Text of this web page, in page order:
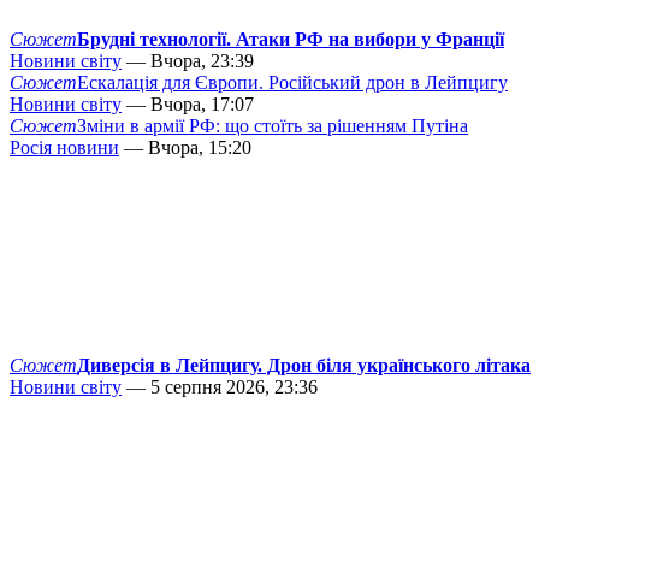
СюжетБрудні технології. Атаки РФ на вибори у Франції
Новини світу — Вчора, 23:39
СюжетЕскалація для Європи. Російський дрон в Лейпцигу
Новини світу — Вчора, 17:07
СюжетЗміни в армії РФ: що стоїть за рішенням Путіна
Росія новини — Вчора, 15:20
СюжетДиверсія в Лейпцигу. Дрон біля українського літака
Новини світу — 5 серпня 2026, 23:36